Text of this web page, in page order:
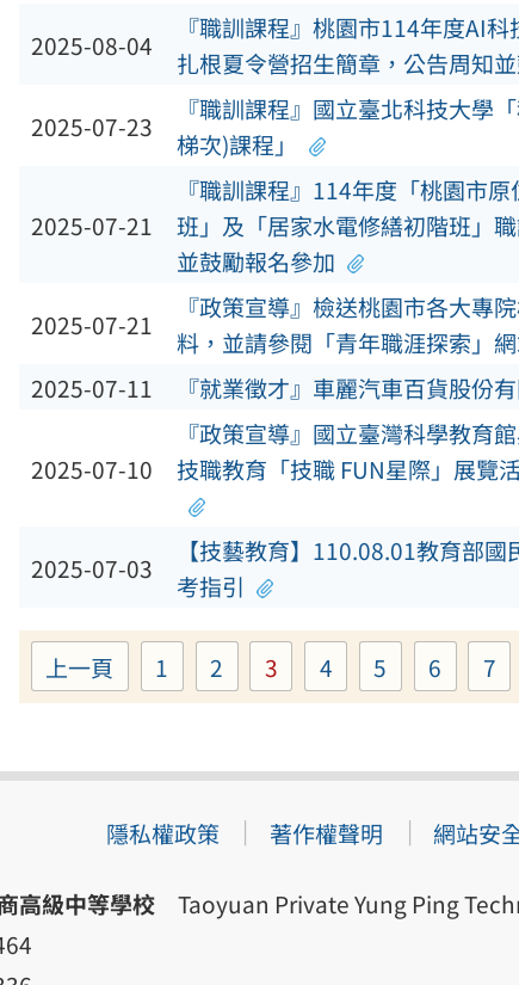
2025-08-04
『職訓課程』桃園市114年度AI
扎根夏令營招生簡章，公告周知
2025-07-23
『職訓課程』國立臺北科技大學
梯次)課程」
2025-07-21
『職訓課程』114年度「桃園市
班」及「居家水電修繕初階班」
並鼓勵報名參加
2025-07-21
『政策宣導』檢送桃園市各大專
料，並請參閱「青年職涯探索」網
2025-07-11 『就業徵才』車麗汽車百貨股份
2025-07-10
『政策宣導』國立臺灣科學教育
技職教育「技職 FUN星際」展覽
2025-07-03
【技藝教育】110.08.01教育部
考指引
上一頁 Page
1 Page
2 Page
3 Page
4 Page
5 Page
6 7
隱私權政策 著作權聲明 網站安
高級中等學校Taoyuan Private Yung Ping